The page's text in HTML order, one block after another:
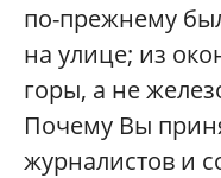
по-прежнему
на улице; из
горы, а не
Почему Вы
журналистов и